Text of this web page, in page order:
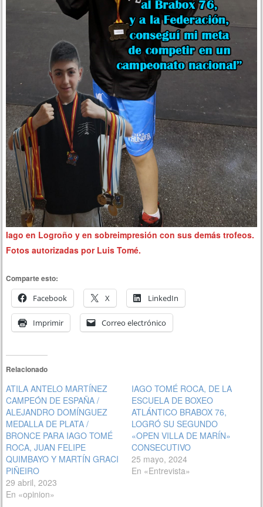
Iago en Logroño y en sobreimpresión con sus demás trofeos.
Fotos autorizadas por Luis Tomé.
Comparte esto:
Facebook
X LinkedIn
Imprimir Correo electrónico
Relacionado
ATILA ANTELO MARTÍNEZ
CAMPEÓN DE ESPAÑA /
ALEJANDRO DOMÍNGUEZ
MEDALLA DE PLATA /
BRONCE PARA IAGO TOMÉ
ROCA, JUAN FELIPE
QUIMBAYO Y MARTÍN GRACI
PIÑEIRO
29 abril, 2023
En «opinion»
IAGO TOMÉ ROCA, DE LA
ESCUELA DE BOXEO
ATLÁNTICO BRABOX 76,
LOGRÓ SU SEGUNDO
«OPEN VILLA DE MARÍN»
CONSECUTIVO
25 mayo, 2024
En «Entrevista»